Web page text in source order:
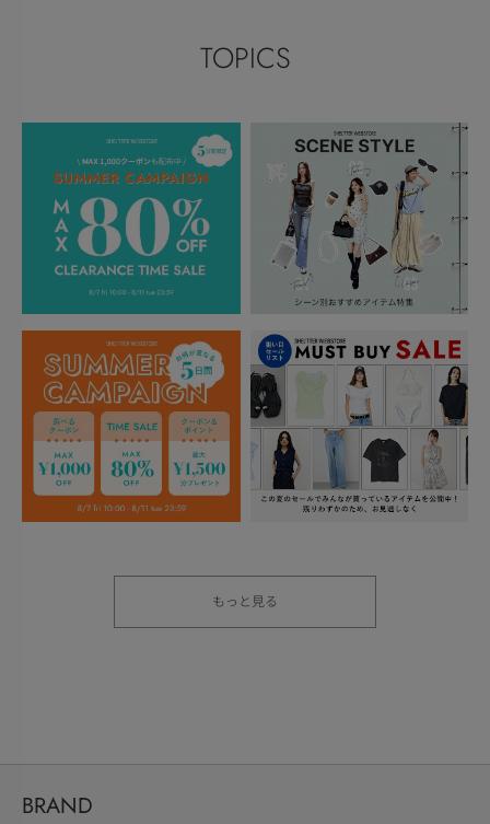
TOPICS
もっと見る
BRAND